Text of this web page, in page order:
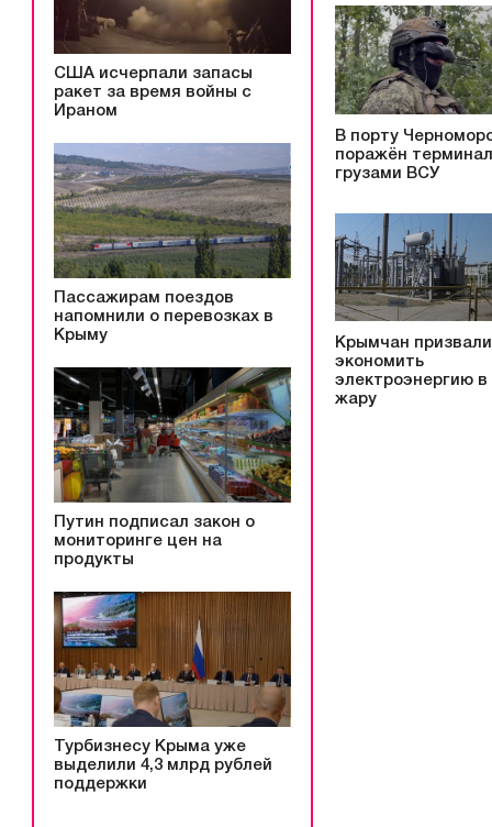
США исчерпали запасы
ракет за время войны с
Ираном
Пассажирам поездов
напомнили о перевозках в
Крыму
Путин подписал закон о
мониторинге цен на
продукты
Турбизнесу Крыма уже
выделили 4,3 млрд рублей
поддержки
В порту
поражён
грузами ВСУ
Крымчан призвали
экономить
электроэнергию в
жару